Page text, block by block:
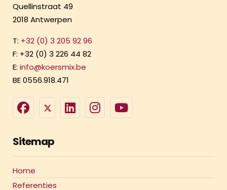
Quellinstraat 49
2018 Antwerpen
T: +32 (0) 3 205 92 96
F: +32 (0) 3 226 44 82
E: info@koersmix.be
BE 0556.918.471
Sitemap
Home
Referenties